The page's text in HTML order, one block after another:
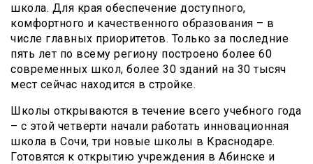
школа. Для края обеспечение доступного,
комфортного и качественного образования – в
числе главных приоритетов. Только за последние
пять лет по всему региону построено более 60
современных школ, более 30 зданий на 30 тысяч
мест сейчас находится в стройке.
Школы открываются в течение всего учебного года
– с этой четверти начали работать инновационная
школа в Сочи, три новые школы в Краснодаре.
Готовятся к открытию учреждения в Абинске и